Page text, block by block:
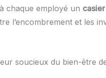
chaque employé un casier
l’encombrement et les
soucieux du bien-être